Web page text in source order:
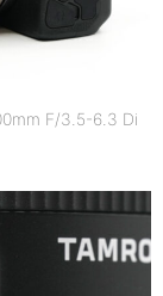
F/3.5-6.3 Di